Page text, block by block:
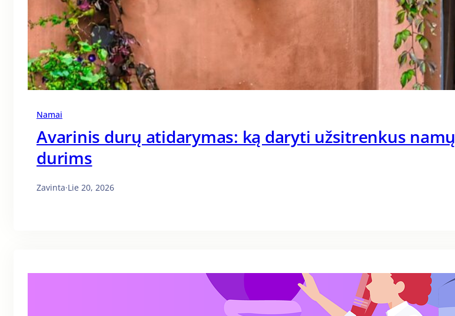
Namai
Avarinis durų atidarymas: ką daryti užsitrenkus namų
durims
Zavinta·Lie 20, 2026